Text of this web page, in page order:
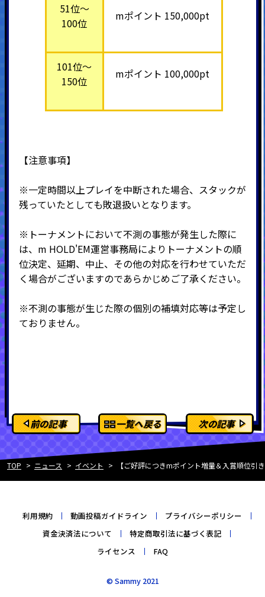
51位～
100位
mポイント 150,000pt
101位～
150位
mポイント 100,000pt
【注意事項】
※一定時間以上プレイを中断された場合、スタックが
残っていたとしても敗退扱いとなります。
※トーナメントにおいて不測の事態が発生した際に
は、m HOLD'EM運営事務局によりトーナメントの順
位決定、延期、中止、その他の対応を行わせていただ
く場合がございますのであらかじめご了承ください。
※不測の事態が生じた際の個別の補填対応等は予定し
ておりません。
前の記事 一覧へ戻る 次の記事
TOP ニュース イベント 【ご好評につきmポイント増量＆入賞順位
© Sammy 2021
利用規約 動画投稿ガイドライン
プライバシーポリシー
資金決済法について
特定商取引法に基づく表記
ライセンス
FAQ